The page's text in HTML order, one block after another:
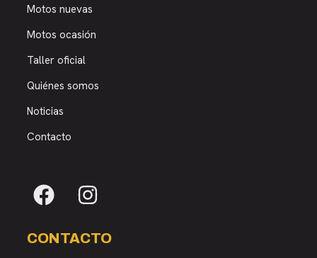
Motos nuevas
Motos ocasión
Taller oficial
Quiénes somos
Noticias
Contacto
CONTACTO